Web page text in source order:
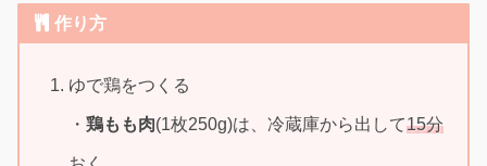
作り方
ゆで鶏をつくる
・鶏もも肉(1枚250g)は、冷蔵庫から出して15分